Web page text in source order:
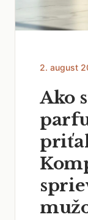
2. august
Ako